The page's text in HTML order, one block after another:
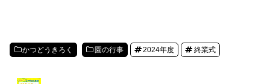
かつどうきろく 園の行事 2024年度 終業式